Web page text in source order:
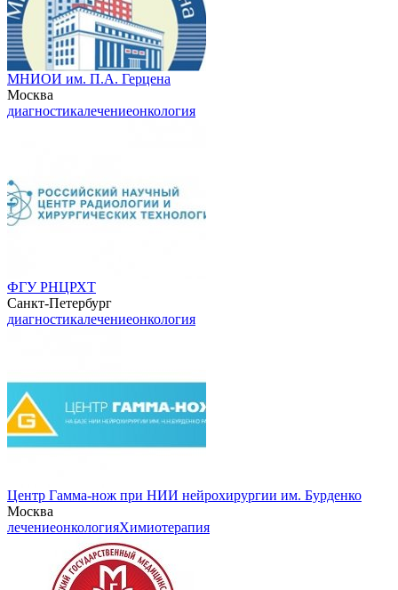
МНИОИ им. П.А. Герцена
Москва
диагностикалечениеонкология
ФГУ РНЦРХТ
Санкт-Петербург
диагностикалечениеонкология
Центр Гамма-нож при НИИ нейрохирургии им. Бурденко
Москва
лечениеонкологияХимиотерапия